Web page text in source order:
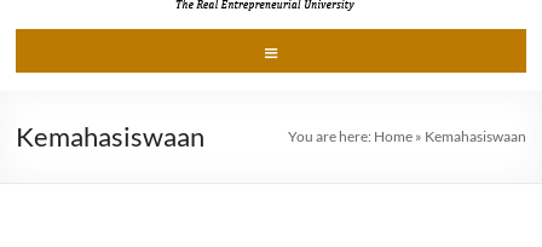
Universitas
Menu
Kemahasiswaan You are here: Home» Kemahasiswaan